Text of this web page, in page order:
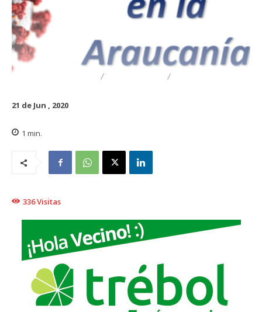
21 de Jun , 2020
1 min.
336Visitas